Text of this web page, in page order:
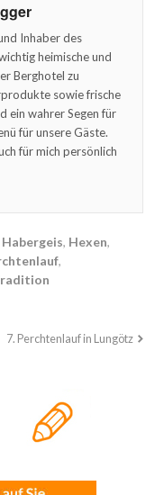
Inhaber des
heimische und
Berghotel zu
sowie frische
ein wahrer Segen für
für unsere Gäste.
für mich persönlich
Habergeis, Hexen,
,
7. Perchtenlauf in Lungötz